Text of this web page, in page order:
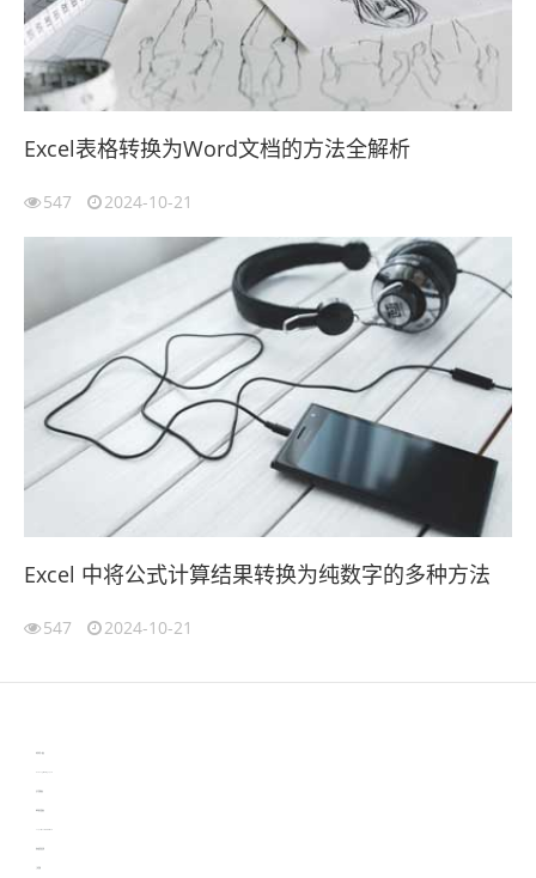
Excel表格转换为Word文档的方法全解析
547 2024-10-21
Excel 中将公式计算结果转换为纯数字的多种方法
547 2024-10-21